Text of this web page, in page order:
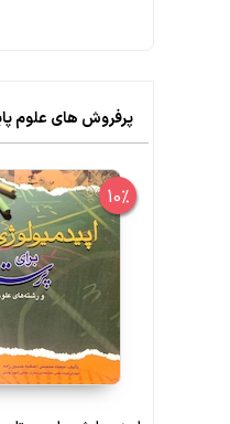
پرفروش های علوم
10%